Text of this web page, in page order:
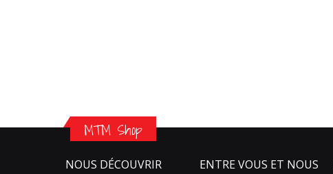
MTM Shop
NOUS DÉCOUVRIR ENTRE VOUS ET NOUS